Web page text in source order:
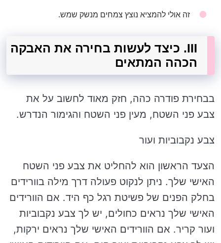
זה אולי להמציא נוצץ צמחים מנשק שמש.
III. כיצד לעשות בחירה את האבקה
הכהה המתאים
בבחירת פודרה כהה, חזק מאוד לחשוב על את
צבע פני השטח, מעין פני השטח והגימור הנדרש.
צבע נקבוביות ועור
הצעד הראשון הוא להחליט את צבע פני השטח
האישי שלך. ניתן לנקוט פעולה דרך מילה בוורידים
בחלק הפנים של פשיטת רגל כף היד. אם הוורידים
האישי שלך נראים כחולים, יש לך צבע נקבוביות
ועור קריר. אם הוורידים האישי שלך נראים ירקות,